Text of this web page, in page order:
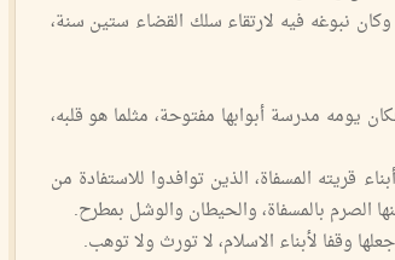
نبوغه فيه لارتقاء سلك القضاء ستين سنة،
يومه مدرسة أبوابها مفتوحة، مثلما هو قلبه،
مع أبناء قريته المسفاة، الذين توافدوا للاستفادة من
الصرم بالمسفاة، والحيطان والوشل بمطرح.
وقفا لأبناء الاسلام، لا تورث ولا توهب.